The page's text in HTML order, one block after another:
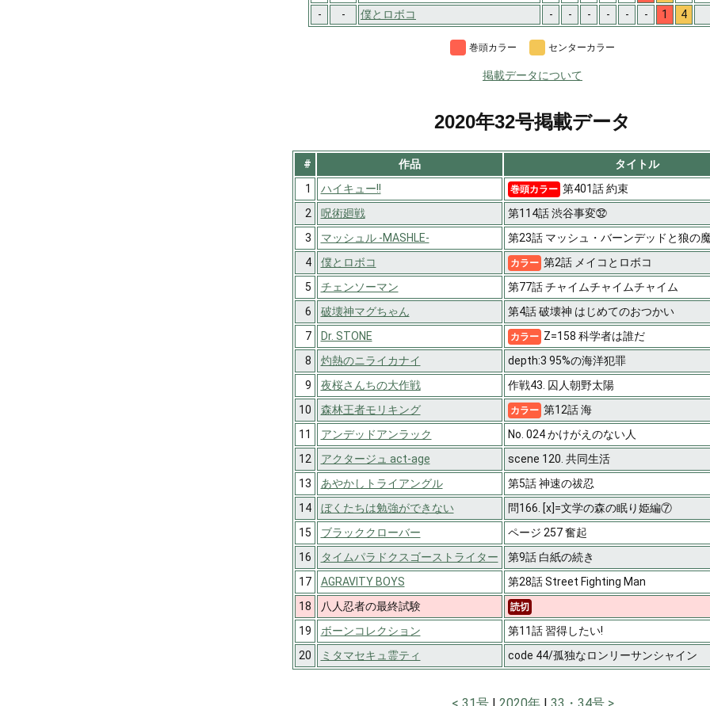
-
- 僕とロボコ - - - - - - 1 4
巻頭カラー センターカラー
掲載データについて
2020年32号掲載データ
# 作品
タイトル
1
ハイキュー!! 巻頭カラー 第401話 約束
2
呪術廻戦
第114話 渋谷事変㉜
3
マッシュル -MASHLE-
第23話 マッシュ・バーンデッドと狼の
4
僕とロボコ カラー 第2話 メイコとロボコ
5
チェンソーマン
第77話 チャイムチャイムチャイム
6
破壊神マグちゃん
第4話 破壊神 はじめてのおつかい
7
Dr. STONE カラー Z=158 科学者は誰だ
8
灼熱のニライカナイ
depth:3 95%の海洋犯罪
9
夜桜さんちの大作戦
作戦43. 囚人朝野太陽
10
森林王者モリキング カラー 第12話 海
11
アンデッドアンラック
No. 024 かけがえのない人
12
アクタージュ act-age
scene 120. 共同生活
13
あやかしトライアングル
第5話 神速の祓忍
14
ぼくたちは勉強ができない
問166. [x]=文学の森の眠り姫編⑦
15
ブラッククローバー
ページ 257 奮起
16
タイムパラドクスゴーストライター
第9話 白紙の続き
17
AGRAVITY BOYS
第28話 Street Fighting Man
18
八人忍者の最終試験 読切
19 ボーンコレクション
第11話 習得したい!
20
ミタマセキュ霊ティ code 44/孤独なロンリーサンシャイン